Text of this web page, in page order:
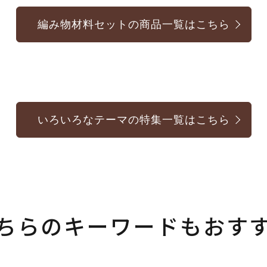
編み物材料セットの商品一覧はこちら
いろいろなテーマの特集一覧はこちら
らのキーワードもおす